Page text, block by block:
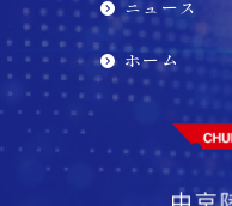
ニュース
ホーム